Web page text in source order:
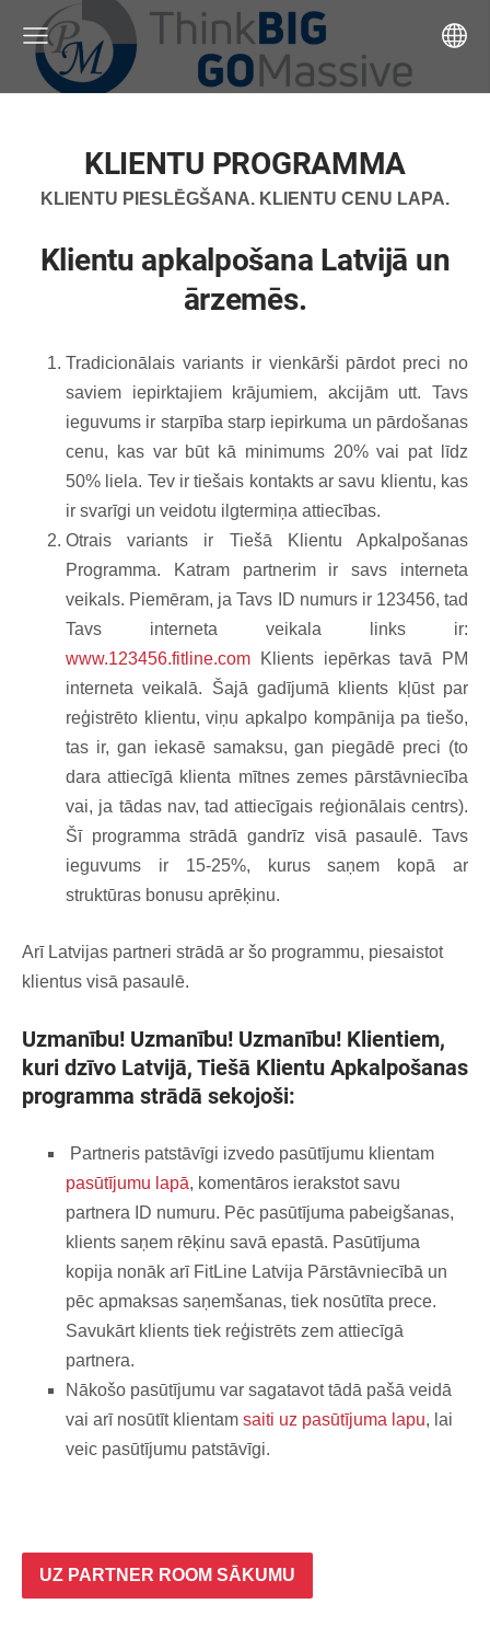
KLIENTU PROGRAMMA
KLIENTU PIESLĒGŠANA. KLIENTU CENU LAPA.
Klientu apkalpošana Latvijā un
ārzemēs.
Tradicionālais variants ir vienkārši pārdot preci no
saviem iepirktajiem krājumiem, akcijām utt. Tavs
ieguvums ir starpība starp iepirkuma un pārdošanas
cenu, kas var būt kā minimums 20% vai pat līdz
50% liela. Tev ir tiešais kontakts ar savu klientu, kas
ir svarīgi un veidotu ilgtermiņa attiecības.
Otrais variants ir Tiešā Klientu Apkalpošanas
Programma.
Katram partnerim ir savs interneta
veikals. Piemēram, ja Tavs ID numurs ir 123456, tad
Tavs interneta veikala links ir:
www.123456.fitline.com
Klients iepērkas tavā PM
interneta veikalā. Šajā gadījumā klients kļūst par
reģistrēto klientu, viņu apkalpo kompānija pa tiešo,
tas ir, gan iekasē samaksu, gan piegādē preci (to
dara attiecīgā klienta mītnes zemes pārstāvniecība
vai, ja tādas nav, tad attiecīgais reģionālais centrs).
Šī programma strādā gandrīz visā pasaulē. Tavs
ieguvums ir 15-25%, kurus saņem kopā ar
struktūras bonusu aprēķinu.
Arī Latvijas partneri strādā ar šo programmu, piesaistot
klientus visā pasaulē.
Uzmanību! Uzmanību! Uzmanību! Klientiem,
kuri dzīvo Latvijā, Tiešā Klientu Apkalpošanas
programma strādā sekojoši:
Partneris patstāvīgi izvedo pasūtījumu klientam
pasūtījumu lapā, komentāros ierakstot savu
partnera ID numuru. Pēc pasūtījuma pabeigšanas,
klients saņem rēķinu savā epastā. Pasūtījuma
kopija nonāk arī FitLine Latvija Pārstāvniecībā un
pēc apmaksas saņemšanas, tiek nosūtīta prece.
Savukārt klients tiek reģistrēts zem attiecīgā
partnera.
Nākošo pasūtījumu var sagatavot tādā pašā veidā
vai arī nosūtīt klientam saiti uz pasūtījuma lapu, lai
veic pasūtījumu patstāvīgi.
UZ PARTNER ROOM SĀKUMU